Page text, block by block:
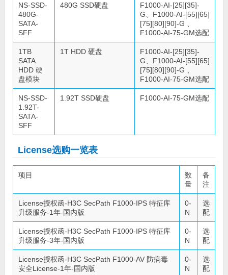
NS-SSD-
480G-
SATA-
SFF
480G SSD硬盘
F1000-AI-[25][35]-
G、F1000-AI-[55][65]
[75][80][90]-G 、
F1000-AI-75-GM选配
1TB
SATA
HDD 硬
盘模块
1T HDD 硬盘
F1000-AI-[25][35]-
G、F1000-AI-[55][65]
[75][80][90]-G 、
F1000-AI-75-GM选配
NS-SSD-
1.92T-
SATA-
SFF
1.92T SSD硬盘 F1000-AI-75-GM选配
License选购一览表
项目
数
量
备
注
License授权函-H3C SecPath F1000-IPS 特征库
升级服务-1年-国内版
0-
N
选
配
License授权函-H3C SecPath F1000-IPS 特征库
升级服务-3年-国内版
0-
N
选
配
License授权函-H3C SecPath F1000-AV 防病毒
安全License-1年-国内版
0-
N
选
配